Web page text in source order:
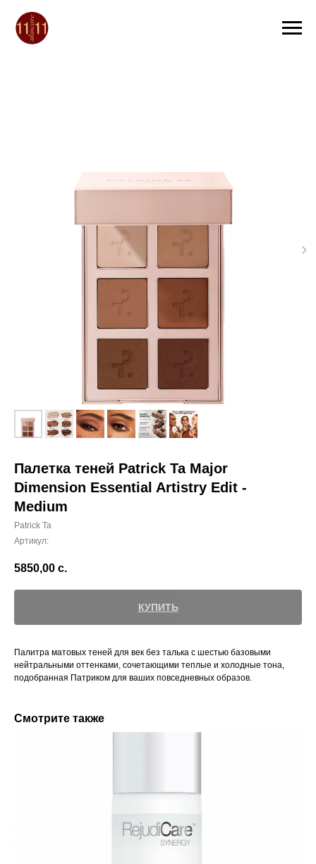
Палетка теней Patrick Ta Major
Dimension Essential Artistry Edit -
Medium
Patrick Ta
Артикул:
5850,00 с.
КУПИТЬ
Палитра матовых теней для век без талька с шестью базовыми
нейтральными оттенками, сочетающими теплые и холодные тона,
подобранная Патриком для ваших повседневных образов.
Смотрите также